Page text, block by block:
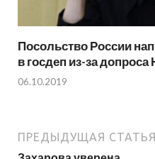
Посольство России
в госдеп из-за
06.10.2019
ПРЕДЫДУЩАЯ СТАТЬЯ